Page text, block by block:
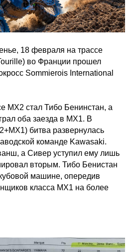
18 февраля на трассе
во Франции прошел
Sommierois International
МХ2 стал Тибо Бенинстан, а
оба заезда в MX1. В
битва развернулась
команде Kawasaki.
а Сивер уступил ему лишь
вторым. Тибо Бенистан
машине, опередив
класса МХ1 на более